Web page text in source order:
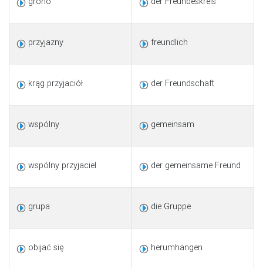
przyjazny freundlich
krąg przyjaciół der Freundschaft
wspólny gemeinsam
wspólny przyjaciel der gemeinsame Freund
grupa die Gruppe
obijać się herumhängen